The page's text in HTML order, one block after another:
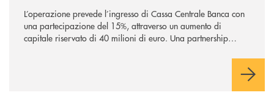
L’operazione prevede l’ingresso di Cassa Centrale Banca con
una partecipazione del 15%, attraverso un aumento di
capitale riservato di 40 milioni di euro. Una partnership
comuni e sulla prossimità ai territori, per ampliare l’offerta e